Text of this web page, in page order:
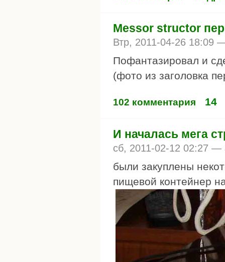
Messor structor
Втр, 2011-04-26 18:09
Пофантазировал и
(фото из заголовка
102 комментария 14
И началась мега
сб, 2011-02-12 02:27 —
были закуплены
пищевой контейнер